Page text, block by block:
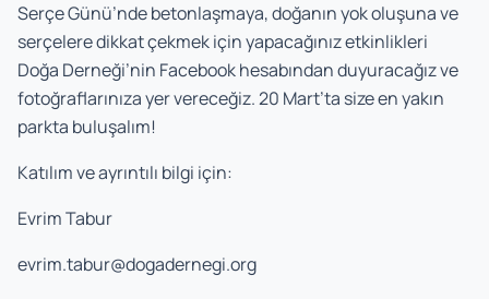
Serçe Günü’nde betonlaşmaya, doğanın yok oluşuna ve
serçelere dikkat çekmek için yapacağınız etkinlikleri
Doğa Derneği’nin Facebook hesabından duyuracağız ve
fotoğraflarınıza yer vereceğiz. 20 Mart’ta size en yakın
parkta buluşalım!
Katılım ve ayrıntılı bilgi için:
Evrim Tabur
evrim.tabur@dogadernegi.org